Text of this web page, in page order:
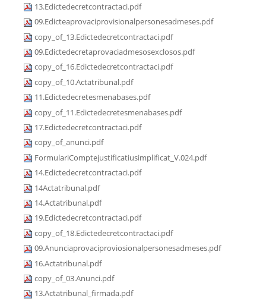
13.Edictedecretcontractaci.pdf
09.Edicteaprovaciprovisionalpersonesadmeses.pdf
copy_of_13.Edictedecretcontractaci.pdf
09.Edictedecretaprovaciadmesosexclosos.pdf
copy_of_16.Edictedecretcontractaci.pdf
copy_of_10.Actatribunal.pdf
11.Edictedecretesmenabases.pdf
copy_of_11.Edictedecretesmenabases.pdf
17.Edictedecretcontractaci.pdf
copy_of_anunci.pdf
FormulariComptejustificatiusimplificat_V.024.pdf
14.Edictedecretcontractaci.pdf
14Actatribunal.pdf
14.Actatribunal.pdf
19.Edictedecretcontractaci.pdf
copy_of_18.Edictedecretcontractaci.pdf
09.Anunciaprovaciproviosionalpersonesadmeses.pdf
16.Actatribunal.pdf
copy_of_03.Anunci.pdf
13.Actatribunal_firmada.pdf